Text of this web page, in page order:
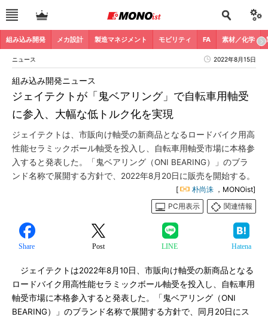
組み込み開発 メカ設計 製造マネジメント モビリティ FA 素材／化学
ニュース 2022年8月15日
ジェイテクトが「鬼ベアリング」で自転車用軸受
に参入、大幅な低トルク化を実現
組み込み開発ニュース
ジェイテクトは、市販向け軸受の新商品となるロードバイク用高
性能セラミックボール軸受を投入し、自転車用軸受市場に本格参
入すると発表した。「鬼ベアリング（ONI BEARING）」のブラ
ンド名称で展開する方針で、2022年8月20日に販売を開始する。
[ 朴尚洙 ，MONOist]
PC用表示
関連情報
Share Post LINE Hatena
ジェイテクトは2022年8月10日、市販向け軸受の新商品となる
ロードバイク用高性能セラミックボール軸受を投入し、自転車用
軸受市場に本格参入すると発表した。「鬼ベアリング（ONI
BEARING）」のブランド名称で展開する方針で、同月20日にス